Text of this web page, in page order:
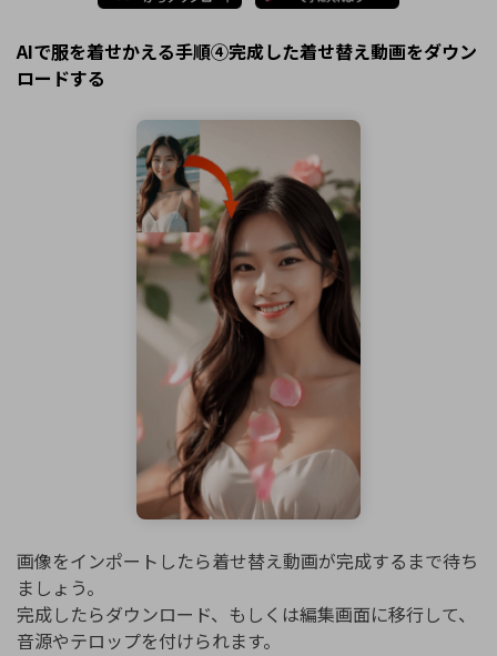
AIで服を着せかえる手順④完成した着せ替え動画をダウン
ロードする
画像をインポートしたら着せ替え動画が完成するまで待ち
ましょう。
完成したらダウンロード、もしくは編集画面に移行して、
音源やテロップを付けられます。